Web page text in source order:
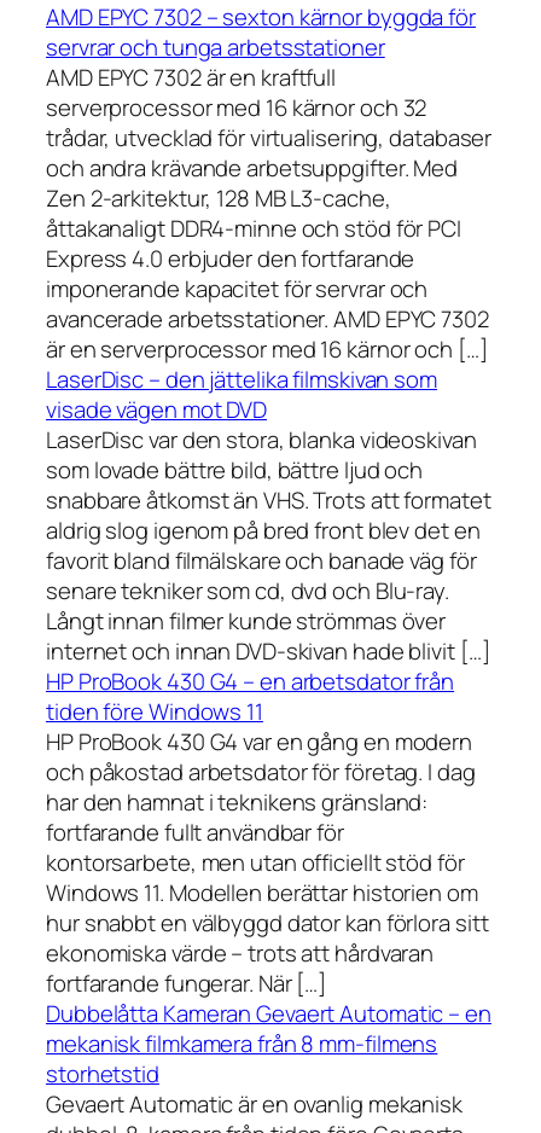
AMD EPYC 7302 – sexton kärnor byggda för
servrar och tunga arbetsstationer
AMD EPYC 7302 är en kraftfull
serverprocessor med 16 kärnor och 32
trådar, utvecklad för virtualisering, databaser
och andra krävande arbetsuppgifter. Med
Zen 2-arkitektur, 128 MB L3-cache,
åttakanaligt DDR4-minne och stöd för PCI
Express 4.0 erbjuder den fortfarande
imponerande kapacitet för servrar och
avancerade arbetsstationer. AMD EPYC 7302
är en serverprocessor med 16 kärnor och […]
LaserDisc – den jättelika filmskivan som
visade vägen mot DVD
LaserDisc var den stora, blanka videoskivan
som lovade bättre bild, bättre ljud och
snabbare åtkomst än VHS. Trots att formatet
aldrig slog igenom på bred front blev det en
favorit bland filmälskare och banade väg för
senare tekniker som cd, dvd och Blu-ray.
Långt innan filmer kunde strömmas över
internet och innan DVD-skivan hade blivit […]
HP ProBook 430 G4 – en arbetsdator från
tiden före Windows 11
HP ProBook 430 G4 var en gång en modern
och påkostad arbetsdator för företag. I dag
har den hamnat i teknikens gränsland:
fortfarande fullt användbar för
kontorsarbete, men utan officiellt stöd för
Windows 11. Modellen berättar historien om
hur snabbt en välbyggd dator kan förlora sitt
ekonomiska värde – trots att hårdvaran
fortfarande fungerar. När […]
Dubbelåtta Kameran Gevaert Automatic – en
mekanisk filmkamera från 8 mm-filmens
storhetstid
Gevaert Automatic är en ovanlig mekanisk